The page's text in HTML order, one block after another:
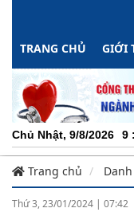
TRANG CHỦ GIỚI
Chủ Nhật, 9/8/2026 9 :
Trang chủ
Thứ 3, 23/01/2024 | 07:42